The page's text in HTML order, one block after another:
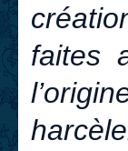
faites